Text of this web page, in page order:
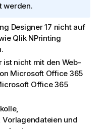
werden.
Designer17 nicht auf
Qlik NPrinting
ist nicht mit den Web-
Microsoft Office 365
Office365
und